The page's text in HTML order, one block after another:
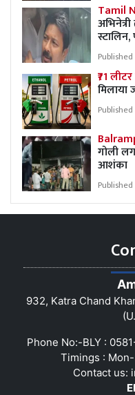
Tamil
₹71
मिलाया
गोली
आशंका
932, Katra Chand
Phone No:-BLY :
Timings :
Contact us: